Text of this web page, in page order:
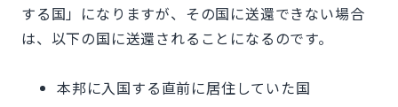
する国」になりますが、その国に送還できない場合
は、以下の国に送還されることになるのです。
本邦に入国する直前に居住していた国